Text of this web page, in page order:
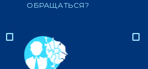
ОБРАЩАТЬСЯ?